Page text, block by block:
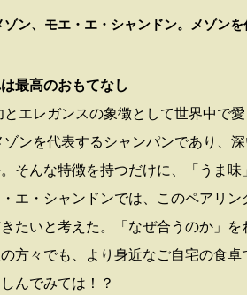
ン、モエ・エ・シャンドン。メゾン
最高のおもてなし
エレガンスの象徴として世界中で
ゾンを代表するシャンパンであり、
そんな特徴を持つだけに、「うま
エ・シャンドンでは、このペアリ
たいと考えた。「なぜ合うのか」
方々でも、より身近なご自宅の食
んでみては！？